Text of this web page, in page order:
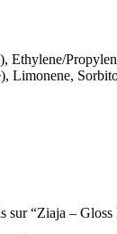
Limonene,
sur “Ziaja –